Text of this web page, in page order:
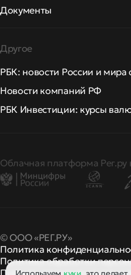
Документы
Другое
РБК: новости России и мира
Новости компаний РФ
РБК Инвестиции: курсы
Облачная платформа
© ООО «РЕГ.РУ»
Политика
Политика обработки
Правила применения